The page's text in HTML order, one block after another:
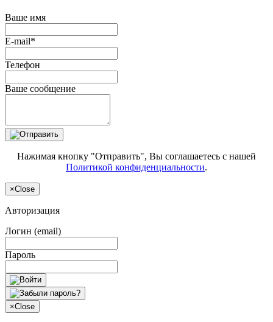
Ваше имя
E-mail*
Телефон
Ваше сообщение
Нажимая кнопку "Отправить", Вы соглашаетесь с нашей
Политикой конфиденциальности.
×Close
Авторизация
Логин (email)
Пароль
×Close